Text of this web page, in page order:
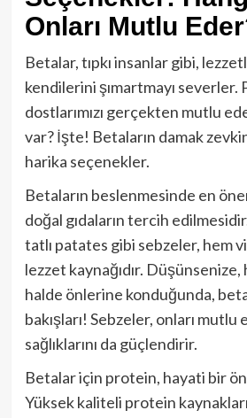
Onları Mutlu
Betalar, tıpkı insanlar gibi,
kendilerini şımartmayı severler.
dostlarımızı gerçekten mutlu
var? İşte! Betaların damak
harika seçenekler.
Betaların beslenmesinde en
doğal gıdaların tercih
tatlı patates gibi sebzeler, hem
lezzet kaynağıdır. Düşünsenize,
halde önlerine konduğunda,
bakışları! Sebzeler, onları mutlu
sağlıklarını da güçlendirir.
Betalar için protein, hayati bir
Yüksek kaliteli protein